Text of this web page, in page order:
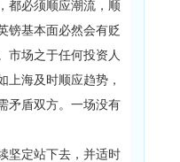
都必须顺应潮流，顺
镑基本面必然会有贬
市场之于任何投资人
上海及时顺应趋势，
矛盾双方。一场没有
坚定站下去，并适时